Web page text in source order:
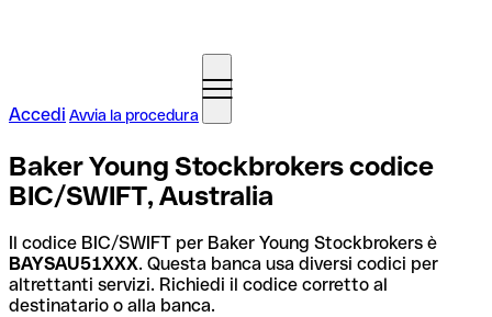
Accedi Avvia la procedura
Baker Young Stockbrokers codice
BIC/SWIFT, Australia
Il codice BIC/SWIFT per Baker Young Stockbrokers è
BAYSAU51XXX. Questa banca usa diversi codici per
altrettanti servizi. Richiedi il codice corretto al
destinatario o alla banca.